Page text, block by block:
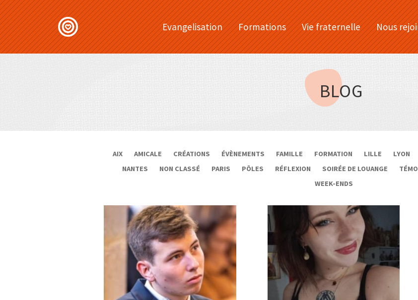
Evangelisation Formations Vie fraternelle Nous
BLOG
AIX AMICALE CRÉATIONS ÉVÈNEMENTS FAMILLE FORMATION LILLE LYON
NANTES
NON CLASSÉ PARIS PÔLES RÉFLEXION SOIRÉE DE LOUANGE
WEEK-ENDS